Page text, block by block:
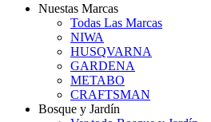
Nuestas Marcas
Todas Las Marcas
NIWA
HUSQVARNA
GARDENA
METABO
CRAFTSMAN
Bosque y Jardín